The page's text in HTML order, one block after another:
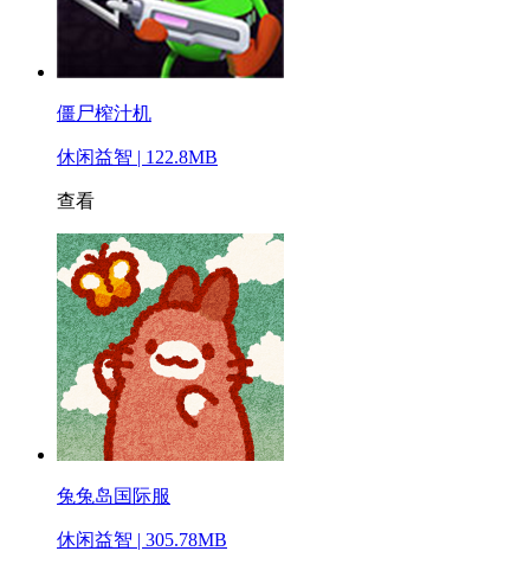
僵尸榨汁机
休闲益智 | 122.8MB
查看
兔兔岛国际服
休闲益智 | 305.78MB